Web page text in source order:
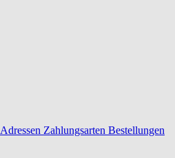
Adressen Zahlungsarten Bestellungen